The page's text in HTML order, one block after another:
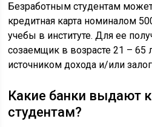
Безработным студентам
кредитная карта номиналом
учебы в институте. Для ее
созаемщик в возрасте 21 – 65
источником дохода и/или
Какие банки выдают
студентам?